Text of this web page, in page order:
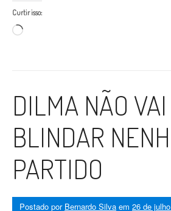
Curtir isso:
Carregando...
DILMA NÃO VAI
BLINDAR
PARTIDO
Postado por Bernardo Silva em 26 de